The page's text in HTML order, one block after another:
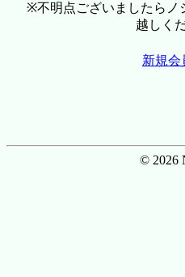
※不明点ございましたらノ
越しく
新規会
© 2026